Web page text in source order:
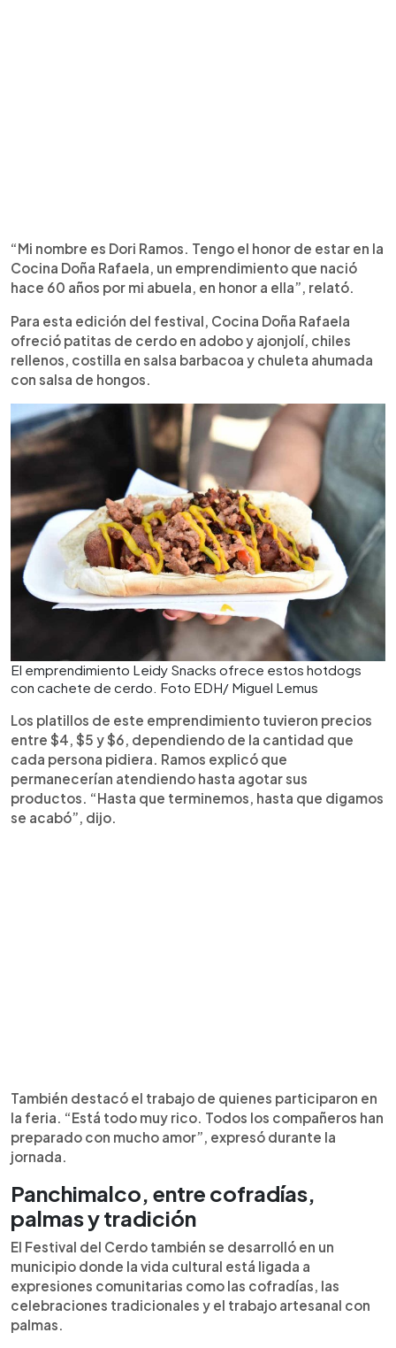
“Mi nombre es Dori Ramos. Tengo el honor de estar en la
Cocina Doña Rafaela, un emprendimiento que nació
hace 60 años por mi abuela, en honor a ella”, relató.
Para esta edición del festival, Cocina Doña Rafaela
ofreció patitas de cerdo en adobo y ajonjolí, chiles
rellenos, costilla en salsa barbacoa y chuleta ahumada
con salsa de hongos.
El emprendimiento Leidy Snacks ofrece estos hotdogs
con cachete de cerdo. Foto EDH/ Miguel Lemus
Los platillos de este emprendimiento tuvieron precios
entre $4, $5 y $6, dependiendo de la cantidad que
cada persona pidiera. Ramos explicó que
permanecerían atendiendo hasta agotar sus
productos. “Hasta que terminemos, hasta que digamos
se acabó”, dijo.
También destacó el trabajo de quienes participaron en
la feria. “Está todo muy rico. Todos los compañeros han
preparado con mucho amor”, expresó durante la
jornada.
Panchimalco, entre cofradías,
palmas y tradición
El Festival del Cerdo también se desarrolló en un
municipio donde la vida cultural está ligada a
expresiones comunitarias como las cofradías, las
celebraciones tradicionales y el trabajo artesanal con
palmas.